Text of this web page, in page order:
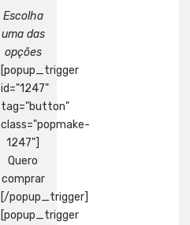
Escolha
uma das
opções
[popup_trigger
id="1247"
tag="button"
class="popmake-
1247"]
Quero
comprar
[/popup_trigger]
[popup_trigger